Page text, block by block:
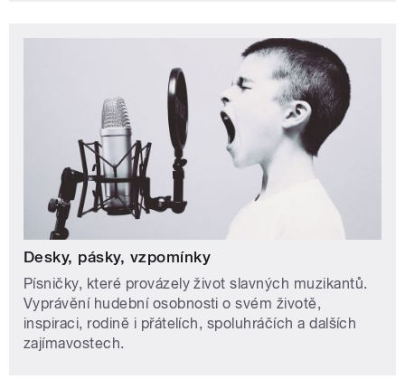
Desky, pásky, vzpomínky
Písničky, které provázely život slavných muzikantů.
Vyprávění hudební osobnosti o svém životě,
inspiraci, rodině i přátelích, spoluhráčích a dalších
zajímavostech.